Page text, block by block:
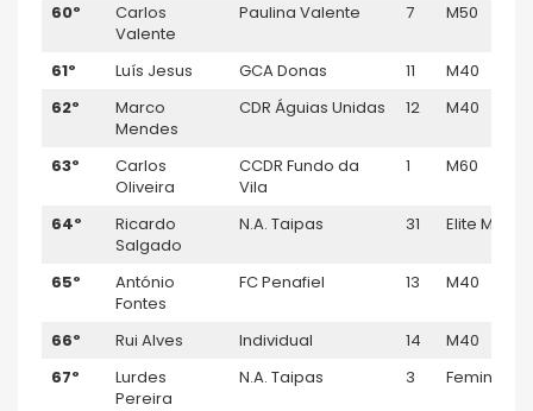
60º
Carlos
Valente
Paulina Valente 7 M50
61º Luís Jesus GCA Donas 11
M40
62º
Marco
Mendes
CDR Águias Unidas 12 M40
63º
Carlos
Oliveira
CCDR Fundo da
Vila
1 M60
64º
Ricardo
Salgado
N.A. Taipas 31 Elite M
65º
António
Fontes
FC Penafiel 13 M40
66º Rui Alves Individual 14
M40
67º
Lurdes
Pereira
N.A. Taipas 3 Feminino